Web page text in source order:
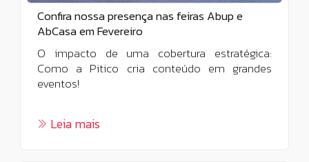
Confira nossa presença nas feiras Abup e
AbCasa em Fevereiro
O impacto de uma cobertura estratégica:
Como a Pitico cria conteúdo em grandes
eventos!
Leia mais